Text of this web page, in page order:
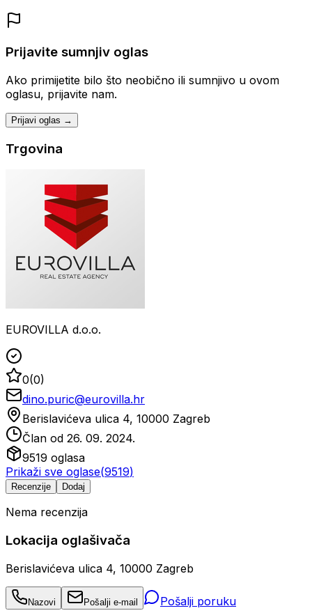
Prijavite sumnjiv oglas
Ako primijetite bilo što neobično ili sumnjivo u ovom
oglasu, prijavite nam.
Prijavi oglas →
Trgovina
EUROVILLA d.o.o.
0(0)
dino.puric@eurovilla.hr
Berislavićeva ulica 4, 10000 Zagreb
Član od 26. 09. 2024.
9519 oglasa
Prikaži sve oglase(9519)
Recenzije Dodaj
Nema recenzija
Lokacija oglašivača
Berislavićeva ulica 4, 10000 Zagreb
Nazovi Pošalji e-mail Pošalji poruku